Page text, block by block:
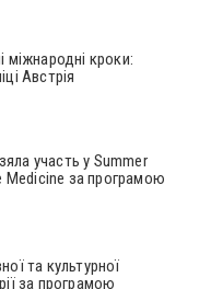
міжнародні кроки:
Австрія
участь у Summer
Medicine за програмою
та культурної
за програмою